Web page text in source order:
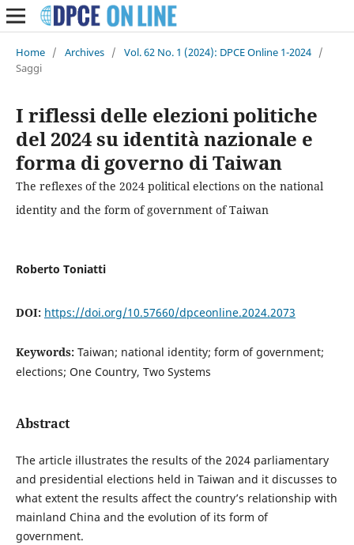
Home / Archives / Vol. 62 No. 1 (2024): DPCE Online 1-2024 /
Saggi
I riflessi delle elezioni politiche
del 2024 su identità nazionale e
forma di governo di Taiwan
The reflexes of the 2024 political elections on the national
identity and the form of government of Taiwan
Roberto Toniatti
DOI: https://doi.org/10.57660/dpceonline.2024.2073
Keywords: Taiwan; national identity; form of government;
elections; One Country, Two Systems
Abstract
The article illustrates the results of the 2024 parliamentary
and presidential elections held in Taiwan and it discusses to
what extent the results affect the country’s relationship with
mainland China and the evolution of its form of
government.